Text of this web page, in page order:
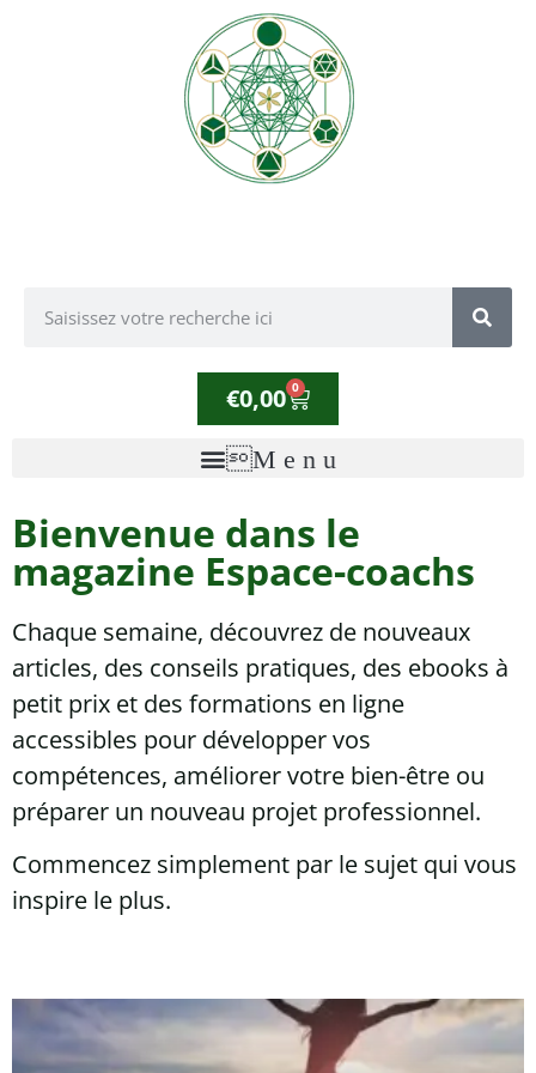
€0,00 0
Bienvenue dans le
magazine Espace-coachs
Chaque semaine, découvrez de nouveaux
articles, des conseils pratiques, des ebooks à
petit prix et des formations en ligne
accessibles pour développer vos
compétences, améliorer votre bien-être ou
préparer un nouveau projet professionnel.
Commencez simplement par le sujet qui vous
inspire le plus.